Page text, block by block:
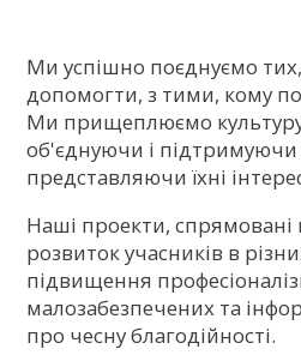
Ми успішно поєднуємо
допомогти, з тими, кому
Ми прищеплюємо культуру
об'єднуючи і підтримуючи
представляючи їхні
Наші проекти, спрямовані
розвиток учасників в
підвищення
малозабезпечених та
про чесну благодійності.